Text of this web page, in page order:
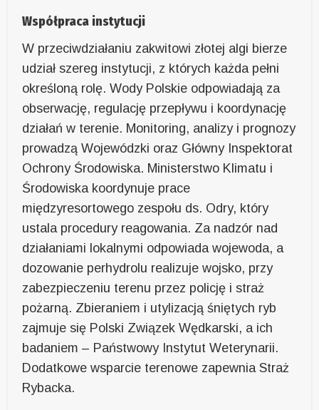
Współpraca instytucji
W przeciwdziałaniu zakwitowi złotej algi bierze
udział szereg instytucji, z których każda pełni
określoną rolę. Wody Polskie odpowiadają za
obserwację, regulację przepływu i koordynację
działań w terenie. Monitoring, analizy i prognozy
prowadzą Wojewódzki oraz Główny Inspektorat
Ochrony Środowiska. Ministerstwo Klimatu i
Środowiska koordynuje prace
międzyresortowego zespołu ds. Odry, który
ustala procedury reagowania. Za nadzór nad
działaniami lokalnymi odpowiada wojewoda, a
dozowanie perhydrolu realizuje wojsko, przy
zabezpieczeniu terenu przez policję i straż
pożarną. Zbieraniem i utylizacją śniętych ryb
zajmuje się Polski Związek Wędkarski, a ich
badaniem – Państwowy Instytut Weterynarii.
Dodatkowe wsparcie terenowe zapewnia Straż
Rybacka.